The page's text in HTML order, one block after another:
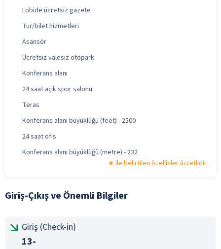
Lobide ücretsiz gazete
Tur/bilet hizmetleri
Asansör
Ücretsiz valesiz otopark
Konferans alanı
24 saat açık spor salonu
Teras
Konferans alanı büyüklüğü (feet) - 2500
24 saat ofis
Konferans alanı büyüklüğü (metre) - 232
ile belirtilen özellikler ücretlidir.
Giriş-Çıkış ve Önemli Bilgiler
Giriş (Check-in)
13-